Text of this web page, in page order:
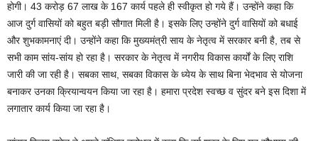
होगी। 43 करोड़ 67 लाख के 167 कार्य पहले ही स्वीकृत हो गये हैं। उन्होंने कहा कि
आज दुर्ग वासियों को बहुत बड़ी सौगात मिली है। इसके लिए उन्होंने दुर्ग वासियों को बधाई
और शुभकामनाएं दी। उन्होंने कहा कि मुख्यमंत्री साय के नेतृत्व में सरकार बनी है, तब से
सभी काम सांय-सांय हो रहा है। सरकार के नेतृत्व में नगरीय विकास कार्यों के लिए राशि
जारी की जा रही है। सबका साथ, सबका विकास के ध्येय के साथ बिना भेदभाव से योजना
बनाकर उनका क्रियान्वयन किया जा रहा है। हमारा प्रदेश स्वच्छ व सुंदर बने इस दिशा में
लगातार कार्य किया जा रहा है।